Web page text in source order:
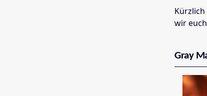
wir
Gray